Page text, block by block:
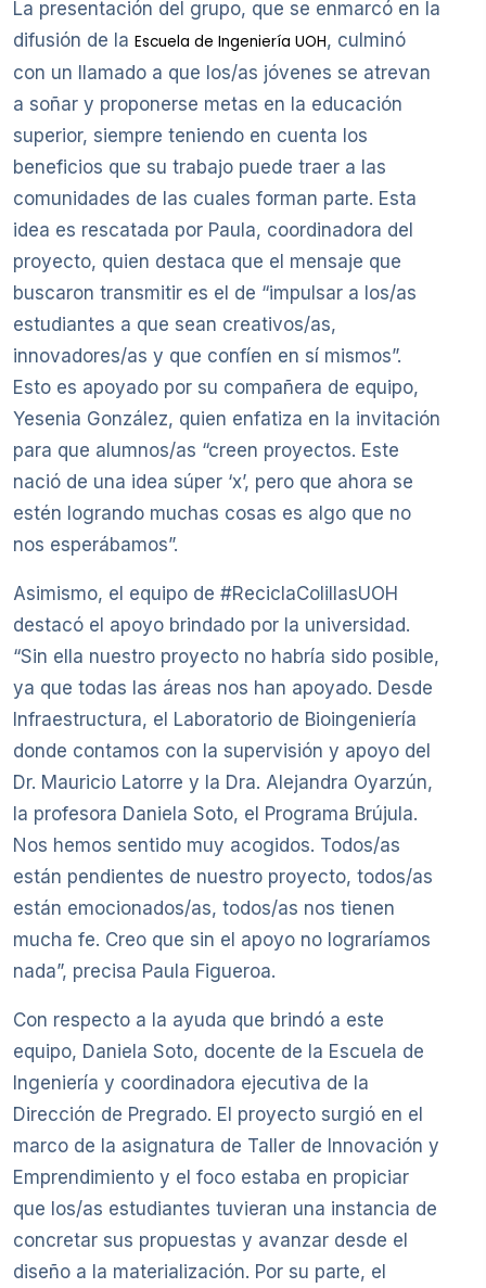
La presentación del grupo, que se enmarcó en la
difusión de la Escuela de Ingeniería UOH, culminó
con un llamado a que los/as jóvenes se atrevan
a soñar y proponerse metas en la educación
superior, siempre teniendo en cuenta los
beneficios que su trabajo puede traer a las
comunidades de las cuales forman parte. Esta
idea es rescatada por Paula, coordinadora del
proyecto, quien destaca que el mensaje que
buscaron transmitir es el de “impulsar a los/as
estudiantes a que sean creativos/as,
innovadores/as y que confíen en sí mismos”.
Esto es apoyado por su compañera de equipo,
Yesenia González, quien enfatiza en la invitación
para que alumnos/as “creen proyectos. Este
nació de una idea súper ‘x’, pero que ahora se
estén logrando muchas cosas es algo que no
nos esperábamos”.
Asimismo, el equipo de #ReciclaColillasUOH
destacó el apoyo brindado por la universidad.
“Sin ella nuestro proyecto no habría sido posible,
ya que todas las áreas nos han apoyado. Desde
Infraestructura, el Laboratorio de Bioingeniería
donde contamos con la supervisión y apoyo del
Dr. Mauricio Latorre y la Dra. Alejandra Oyarzún,
la profesora Daniela Soto, el Programa Brújula.
Nos hemos sentido muy acogidos. Todos/as
están pendientes de nuestro proyecto, todos/as
están emocionados/as, todos/as nos tienen
mucha fe. Creo que sin el apoyo no lograríamos
nada”, precisa Paula Figueroa.
Con respecto a la ayuda que brindó a este
equipo, Daniela Soto, docente de la Escuela de
Ingeniería y coordinadora ejecutiva de la
Dirección de Pregrado. El proyecto surgió en el
marco de la asignatura de Taller de Innovación y
Emprendimiento y el foco estaba en propiciar
que los/as estudiantes tuvieran una instancia de
concretar sus propuestas y avanzar desde el
diseño a la materialización. Por su parte, el